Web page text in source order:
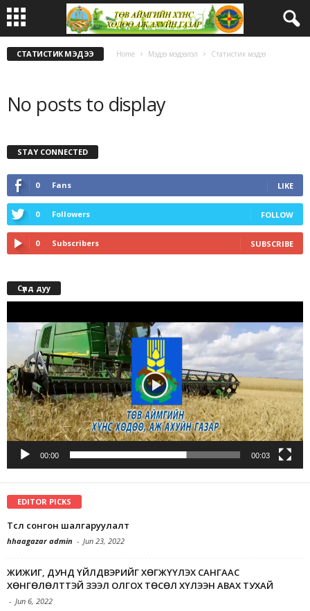
СТАТИСТИК МЭДЭЭ Home Мэдээ мэдээлэл Статистик мэдээ
No posts to display
STAY CONNECTED
0 Fans LIKE
0 Followers FOLLOW
0 Subscribers SUBSCRIBE
Сүлд дуу
Player
00:00 00:03
EDITOR PICKS
Төсөл сонгон шалгаруулалт
hhaagazar admin - Jun 23, 2022
ЖИЖИГ, ДУНД ҮЙЛДВЭРИЙГ ХӨГЖҮҮЛЭХ САНГААС
ХӨНГӨЛӨЛТТЭЙ ЗЭЭЛ ОЛГОХ ТӨСӨЛ ХҮЛЭЭН АВАХ ТУХАЙ
- Jun 6, 2022